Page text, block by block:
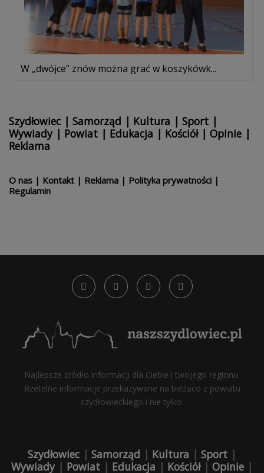
W „dwójce” znów można grać w koszykówk...
Szydłowiec | Samorząd | Kultura | Sport |
Wywiady| Powiat | Edukacja | Kościół| Opinie |
Reklama
O nas | Kontakt | Reklama | Polityka prywatności |
Regulamin
Najlepsze źródło informacji dla Ciebie i twojego regionu.
Rzetelne informacje przekazywane na bieżąco z powiatu
szydłowieckiego i nie tylko.
Szydłowiec | Samorząd | Kultura | Sport |
Wywiady| Powiat | Edukacja | Kościół| Opinie |